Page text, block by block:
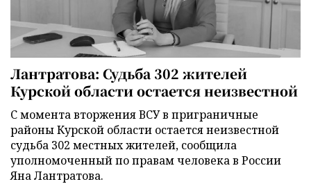
Лантратова: Судьба 302 жителей
Курской области остается неизвестной
С момента вторжения ВСУ в приграничные
районы Курской области остается неизвестной
судьба 302 местных жителей, сообщила
уполномоченный по правам человека в России
Яна Лантратова.